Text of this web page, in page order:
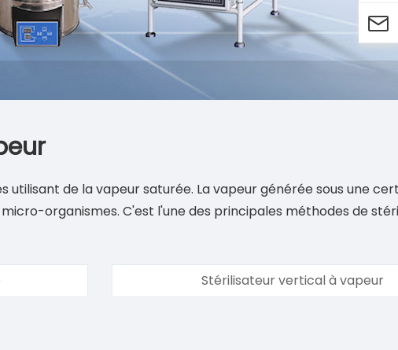
de la vapeur saturée. La vapeur générée sous une
organismes. C'est l'une des principales méthodes de
Stérilisateur vertical à vapeur
